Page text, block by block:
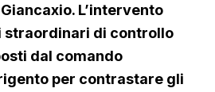
L’intervento
straordinari di controllo
dal comando
per contrastare gli